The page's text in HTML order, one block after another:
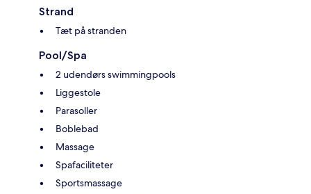
Strand
Tæt på stranden
Pool/Spa
2 udendørs swimmingpools
Liggestole
Parasoller
Boblebad
Massage
Spafaciliteter
Sportsmassage